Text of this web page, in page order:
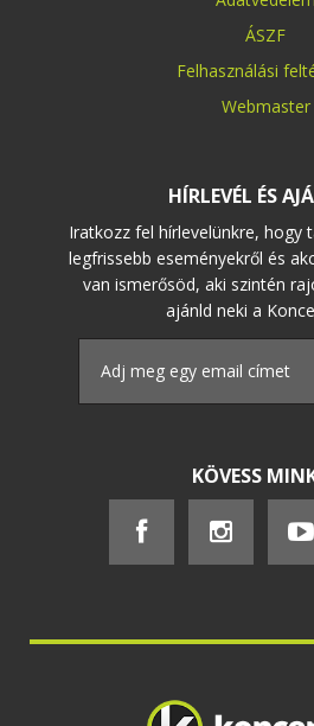
ÁSZF
Felhasználási
Webmaster
HÍRLEVÉL ÉS
Iratkozz fel hírlevelünkre, hogy
legfrissebb eseményekről és
van ismerősöd, aki szintén
ajánld neki a
KÖVESS